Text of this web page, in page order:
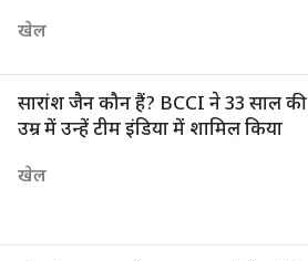
खेल
सारांश जैन कौन हैं? BCCI ने 33 साल की
उम्र में उन्हें टीम इंडिया में शामिल किया
खेल